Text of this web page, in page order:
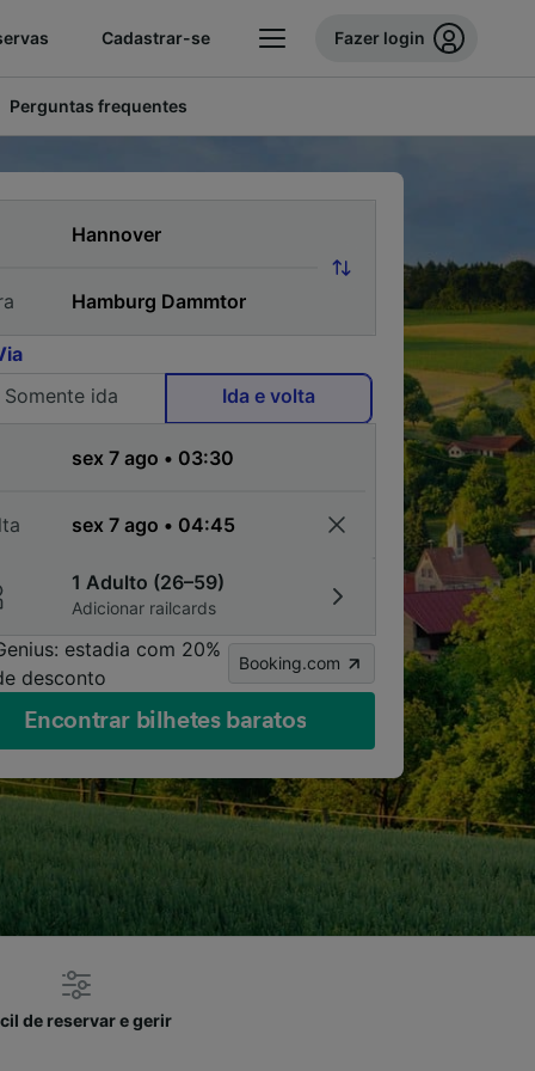
Cadastrar-se Fazer login
Perguntas frequentes
Somente ida
Ida e volta
1 Adulto (26–59)
Adicionar railcards
estadia com 20%
desconto
Booking.com
Encontrar bilhetes baratos
de reservar e gerir